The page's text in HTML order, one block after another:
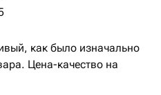
как было изначально
Цена-качество на